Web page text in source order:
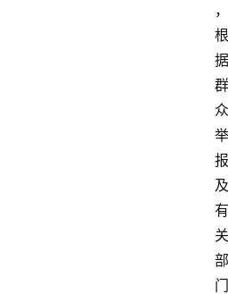
，
根
据
群
众
举
报
及
有
关
部
门